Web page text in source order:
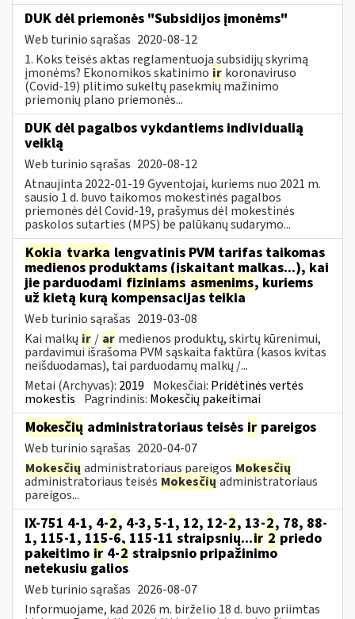
DUK dėl priemonės "Subsidijos įmonėms"
Web turinio sąrašas 2020-08-12
1. Koks teisės aktas reglamentuoja subsidijų skyrimą
įmonėms? Ekonomikos skatinimo ir koronaviruso
(Covid-19) plitimo sukeltų pasekmių mažinimo
priemonių plano priemonės...
DUK dėl pagalbos vykdantiems individualią
veiklą
Web turinio sąrašas 2020-08-12
Atnaujinta 2022-01-19 Gyventojai, kuriems nuo 2021 m.
sausio 1 d. buvo taikomos mokestinės pagalbos
priemonės dėl Covid-19, prašymus dėl mokestinės
paskolos sutarties (MPS) be palūkanų sudarymo...
Kokia tvarka lengvatinis PVM tarifas taikomas
medienos produktams (įskaitant malkas...), kai
jie parduodami fiziniams asmenims, kuriems
už kietą kurą kompensacijas teikia
Web turinio sąrašas 2019-03-08
Kai malkų ir / ar medienos produktų, skirtų kūrenimui,
pardavimui išrašoma PVM sąskaita faktūra (kasos kvitas
neišduodamas), tai parduodamų malkų /...
Metai (Archyvas): 2019 Mokesčiai: Pridėtinės vertės
mokestis Pagrindinis: Mokesčių pakeitimai
Mokesčių administratoriaus teisės ir pareigos
Web turinio sąrašas 2020-04-07
Mokesčių administratoriaus pareigos Mokesčių
administratoriaus teisės Mokesčių administratoriaus
pareigos...
IX-751 4-1, 4-2, 4-3, 5-1, 12, 12-2, 13-2, 78, 88-
1, 115-1, 115-6, 115-11 straipsnių...ir 2 priedo
pakeitimo ir 4-2 straipsnio pripažinimo
netekusiu galios
Web turinio sąrašas 2026-08-07
Informuojame, kad 2026 m. birželio 18 d. buvo priimtas